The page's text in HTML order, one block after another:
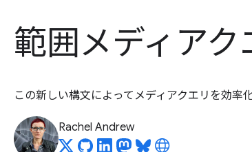
範囲メディア
この新しい構文によってメディアクエリを効率
Rachel Andrew